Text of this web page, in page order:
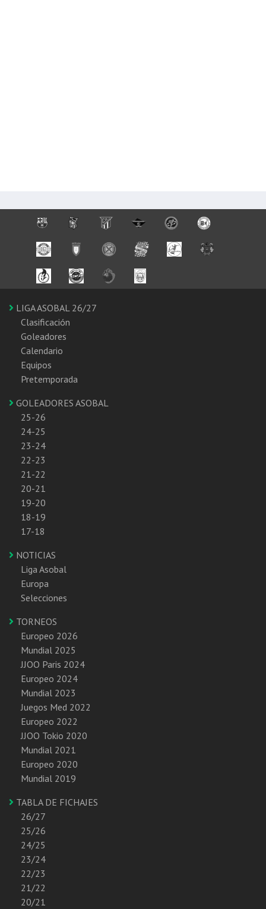
LIGA ASOBAL 26/27
Clasificación
Goleadores
Calendario
Equipos
Pretemporada
GOLEADORES ASOBAL
25-26
24-25
23-24
22-23
21-22
20-21
19-20
18-19
17-18
NOTICIAS
Liga Asobal
Europa
Selecciones
TORNEOS
Europeo 2026
Mundial 2025
JJOO Paris 2024
Europeo 2024
Mundial 2023
Juegos Med 2022
Europeo 2022
JJOO Tokio 2020
Mundial 2021
Europeo 2020
Mundial 2019
TABLA DE FICHAJES
26/27
25/26
24/25
23/24
22/23
21/22
20/21